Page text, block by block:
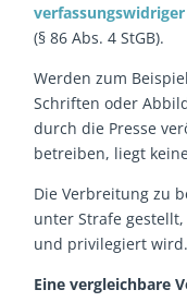
(§ 86 Abs. 4 StGB).
Werden zum
Schriften oder
durch die Presse
betreiben, liegt
Die Verbreitung zu
unter Strafe
und privilegiert wird.
Eine vergleichbare